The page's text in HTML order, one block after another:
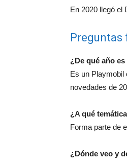
En 2020 llegó el
¿De qué año
Es un Playmobil
novedades de
¿A qué
Forma parte de
¿Dónde veo y